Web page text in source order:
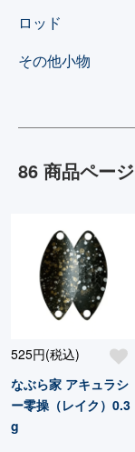
ロッド
その他小物
86 商品ページ
525円(税込)
なぶら家 アキュラシ
ー零操（レイク）0.3
g